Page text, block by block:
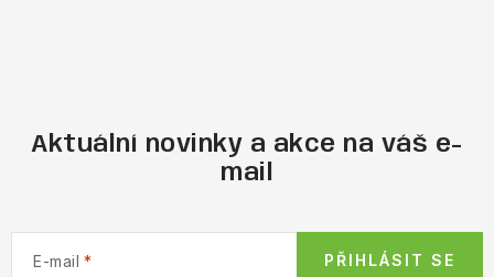
Aktuální novinky a akce na váš e-
mail
E-mail PŘIHLÁSIT SE